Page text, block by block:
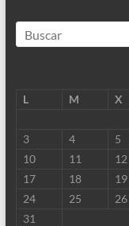
L
M X
3
4 5
10
11 12
17
18 19
24
25 26
31